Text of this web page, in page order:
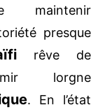
presque
rêve de
lorgne
. En l’état